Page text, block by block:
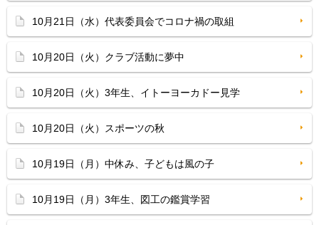
10月21日（水）代表委員会でコロナ禍の取組
10月20日（火）クラブ活動に夢中
10月20日（火）3年生、イトーヨーカドー見学
10月20日（火）スポーツの秋
10月19日（月）中休み、子どもは風の子
10月19日（月）3年生、図工の鑑賞学習